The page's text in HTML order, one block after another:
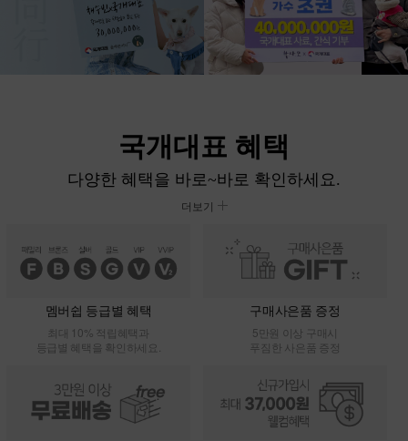
국개대표 혜택
다양한 혜택을 바로~바로 확인하세요.
더보기
멤버쉽 등급별 혜택
최대 10% 적립혜택과
등급별 혜택을 확인하세요.
구매사은품 증정
5만원 이상 구매시
푸짐한 사은품 증정